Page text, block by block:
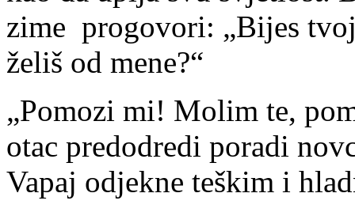
zime progovori: „Bijes
želiš od mene?“
„Pomozi mi! Molim te,
otac predodredi poradi
Vapaj odjekne teškim i